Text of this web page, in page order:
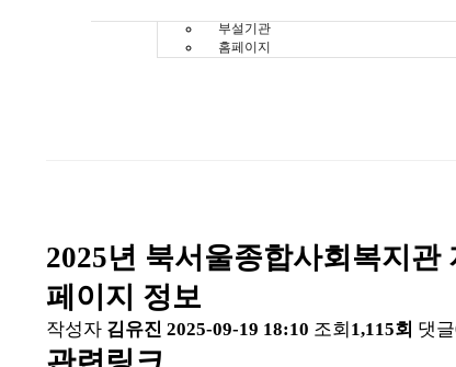
부설기관
홈페이지
2025년 북서울종합사회복지
페이지 정보
작성자 김유진 2025-09-19 18:10 조회 1,115회 댓글